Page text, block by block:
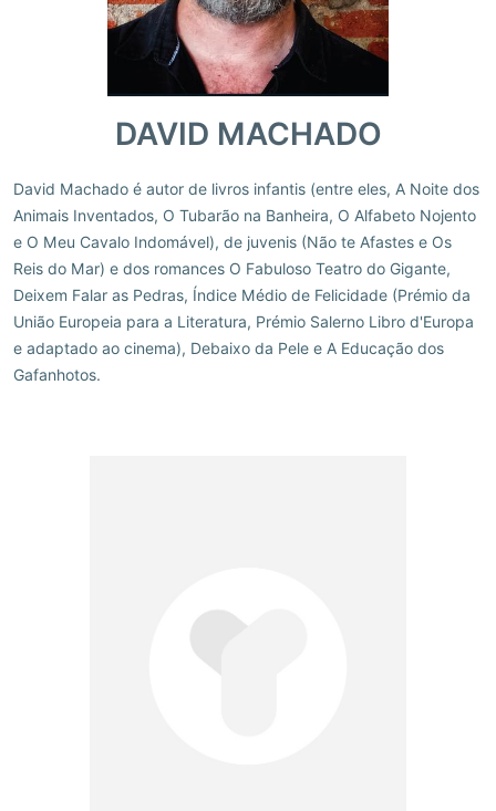
DAVID MACHADO
David Machado é autor de livros infantis (entre eles, A Noite dos
Animais Inventados, O Tubarão na Banheira, O Alfabeto Nojento
e O Meu Cavalo Indomável), de juvenis (Não te Afastes e Os
Reis do Mar) e dos romances O Fabuloso Teatro do Gigante,
Deixem Falar as Pedras, Índice Médio de Felicidade (Prémio da
União Europeia para a Literatura, Prémio Salerno Libro d'Europa
e adaptado ao cinema), Debaixo da Pele e A Educação dos
Gafanhotos.